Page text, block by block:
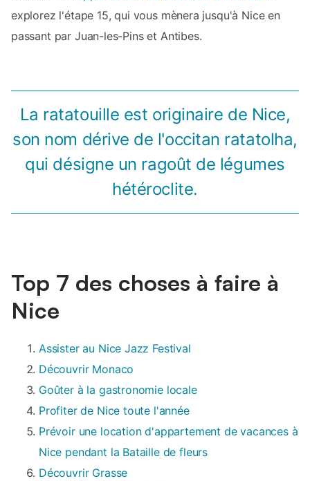
explorez l'étape 15, qui vous mènera jusqu'à Nice en
passant par Juan-les-Pins et Antibes.
La ratatouille est originaire de Nice,
son nom dérive de l'occitan ratatolha,
qui désigne un ragoût de légumes
hétéroclite.
Top 7 des choses à faire à
Nice
Assister au Nice Jazz Festival
Découvrir Monaco
Goûter à la gastronomie locale
Profiter de Nice toute l'année
Prévoir une location d'appartement de vacances à
Nice pendant la Bataille de fleurs
Découvrir Grasse